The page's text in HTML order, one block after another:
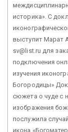
историка». С
выступит Марат
sv@list.ru для
подключения
изучения
Богородицы»
сюжета о чуде с
изображения
послужила
икона